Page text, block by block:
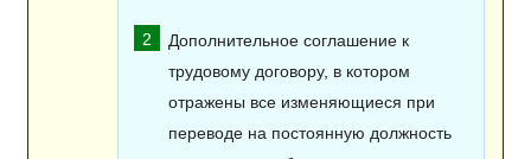
Дополнительное соглашение к
трудовому договору, в котором
отражены все изменяющиеся при
переводе на постоянную должность